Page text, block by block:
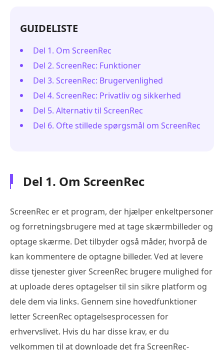
GUIDELISTE
Del 1. Om ScreenRec
Del 2. ScreenRec: Funktioner
Del 3. ScreenRec: Brugervenlighed
Del 4. ScreenRec: Privatliv og sikkerhed
Del 5. Alternativ til ScreenRec
Del 6. Ofte stillede spørgsmål om ScreenRec
Del 1. Om ScreenRec
ScreenRec er et program, der hjælper enkeltpersoner
og forretningsbrugere med at tage skærmbilleder og
optage skærme. Det tilbyder også måder, hvorpå de
kan kommentere de optagne billeder. Ved at levere
disse tjenester giver ScreenRec brugere mulighed for
at uploade deres optagelser til sin sikre platform og
dele dem via links. Gennem sine hovedfunktioner
letter ScreenRec optagelsesprocessen for
erhvervslivet. Hvis du har disse krav, er du
velkommen til at downloade det fra ScreenRec-